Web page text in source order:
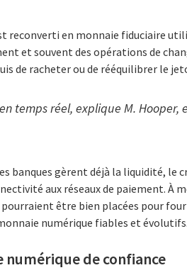
reconverti en monnaie fiduciaire
et souvent des opérations de
de racheter ou de rééquilibrer le
temps réel, explique M. Hooper,
banques gèrent déjà la liquidité, le
aux réseaux de paiement. À
être bien placées pour
numérique fiables et évolutifs.
numérique de confiance